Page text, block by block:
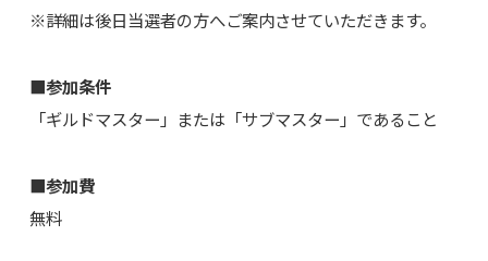
※詳細は後日当選者の方へご案内させていただきます。
■参加条件
「ギルドマスター」または「サブマスター」であること
■参加費
無料